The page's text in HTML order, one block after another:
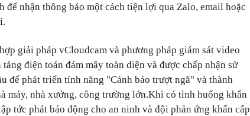
để nhận thông báo một cách tiện lợi qua Zalo, email hoặc
giải pháp vCloudcam và phương pháp giám sát video
điện toán đám mây toàn diện và được chấp nhận sử
để phát triển tính năng "Cảnh báo trượt ngã" và thành
máy, nhà xưởng, công trường lớn.Khi có tình huống khẩn
tức phát báo động cho an ninh và đội phản ứng khẩn cấp